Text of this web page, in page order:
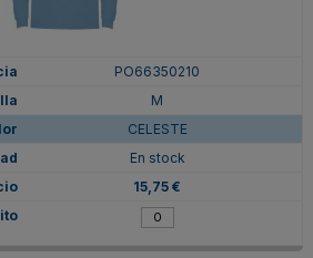
PO66350210
M
CELESTE
En stock
15,75 €